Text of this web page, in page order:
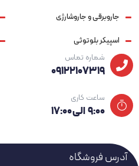
جاروبرقی و جاروشارژی
اسپیکر بلوتوثی
شماره تماس
09122107319
ساعت کاری
۹:۰۰ الی ۱۷:۰۰
آدرس فروشگاه